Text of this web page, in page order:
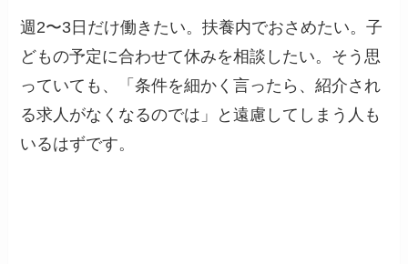
週2〜3日だけ働きたい。扶養内でおさめたい。子
どもの予定に合わせて休みを相談したい。そう思
っていても、「条件を細かく言ったら、紹介され
る求人がなくなるのでは」と遠慮してしまう人も
いるはずです。